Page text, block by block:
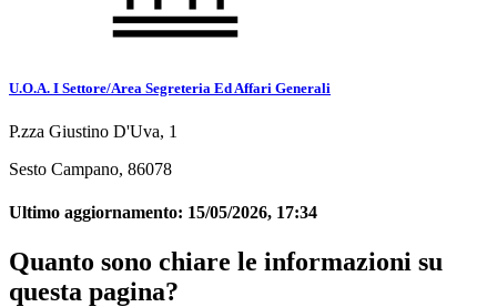
U.O.A. I Settore/Area Segreteria Ed Affari Generali
P.zza Giustino D'Uva, 1
Sesto Campano, 86078
Ultimo aggiornamento: 15/05/2026, 17:34
Quanto sono chiare le informazioni su
questa pagina?